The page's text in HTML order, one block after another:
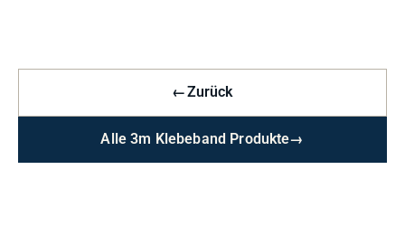
←Zurück
Alle 3m Klebeband Produkte→